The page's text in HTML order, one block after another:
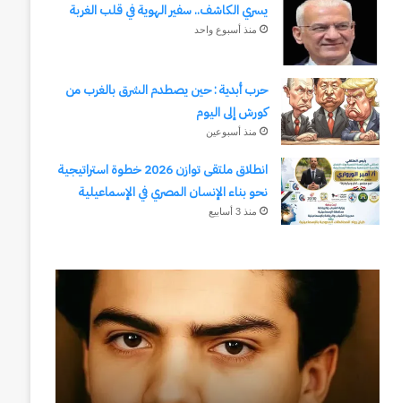
يسري الكاشف.. سفير الهوية في قلب الغربة
منذ أسبوع واحد
حرب أبدية : حين يصطدم الشرق بالغرب من
كورش إلى اليوم
منذ أسبوعين
انطلاق ملتقى توازن 2026 خطوة استراتيجية
نحو بناء الإنسان المصري في الإسماعيلية
منذ 3 أسابيع
مدرسةِ